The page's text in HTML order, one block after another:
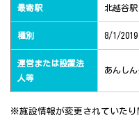
最寄駅 北越谷駅
種別 8/1/
運営または設置法
人等
あんし
※施設情報が変更されていたり